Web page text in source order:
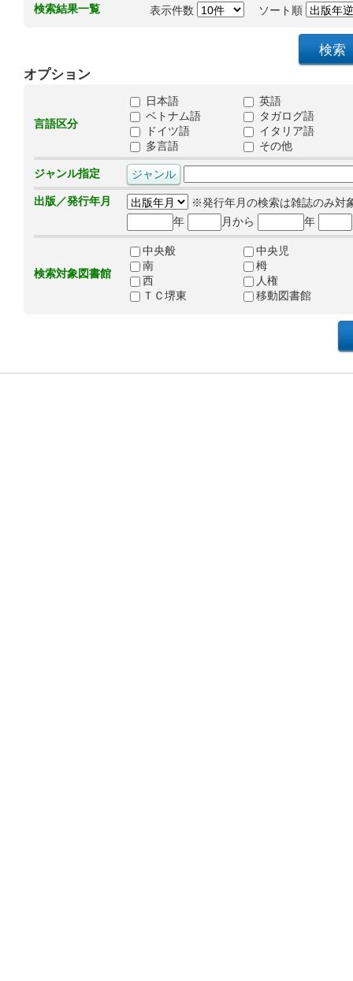
検索結果一覧 表示件数 ソート順
オプション
言語区分
日本語
英語
ベトナム語
タガログ語
ドイツ語
イタリア語
多言語
その他
ジャンル指定
出版／発行年月
※発行年月の検索は雑誌のみ対
年
月から 年
検索対象図書館
中央般
中央児
南
栂
西
人権
ＴＣ堺東
移動図書館